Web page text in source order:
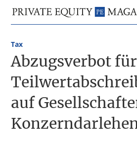
Hauptnavigation
Inhalt
Private
Equity
Das
für
die
Private
Equity-
Branche
–
Investment
Funds
I
Abzugsverbot für
auf
Tax